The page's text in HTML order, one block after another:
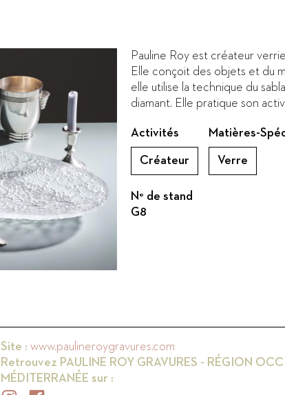
Pauline Roy est créateur
Elle conçoit des objets et du
elle utilise la technique du
diamant. Elle pratique son
Activités
Créateur
Matières-
Verre
N° de stand
G8
Site : www.paulineroygravures.com
Retrouvez PAULINE ROY GRAVURES - RÉGION
MÉDITERRANÉE sur :